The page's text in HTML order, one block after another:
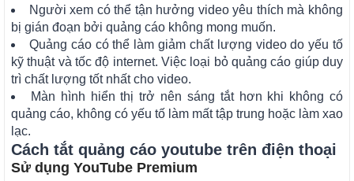
Người xem có thể tận hưởng video yêu thích mà không
bị gián đoạn bởi quảng cáo không mong muốn.
Quảng cáo có thể làm giảm chất lượng video do yếu tố
kỹ thuật và tốc độ internet. Việc loại bỏ quảng cáo giúp duy
trì chất lượng tốt nhất cho video.
Màn hình hiển thị trở nên sáng tắt hơn khi không có
quảng cáo, không có yếu tố làm mất tập trung hoặc làm xao
lạc.
Cách tắt quảng cáo youtube trên điện thoại
Sử dụng YouTube Premium